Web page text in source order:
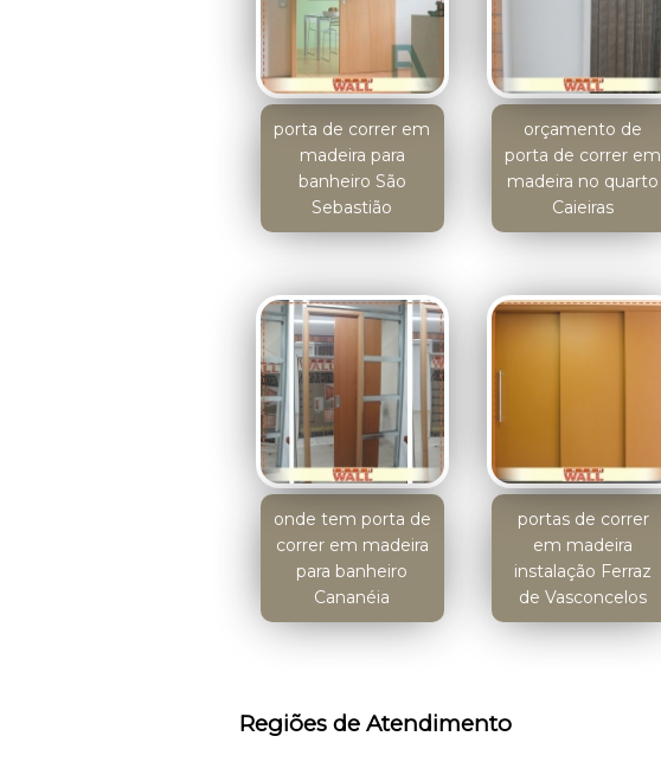
porta de correr em
madeira para
banheiro São
Sebastião
orçamento de
porta de correr em
madeira no quarto
Caieiras
onde tem porta de
correr em madeira
para banheiro
Cananéia
portas de correr
em madeira
instalação Ferraz
de Vasconcelos
Regiões de Atendimento